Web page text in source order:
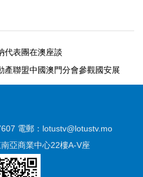
代表團在澳座談
產聯盟中國澳門分會參觀國安展
電郵：lotustv@lotustv.mo
亞商業中心22樓A-V座